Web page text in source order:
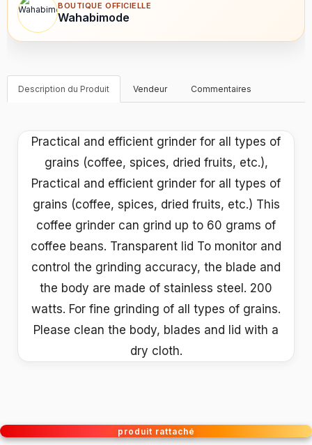
BOUTIQUE OFFICIELLE
Wahabimode
Description du Produit Vendeur Commentaires
Practical and efficient grinder for all types of
grains (coffee, spices, dried fruits, etc.),
Practical and efficient grinder for all types of
grains (coffee, spices, dried fruits, etc.) This
coffee grinder can grind up to 60 grams of
coffee beans. Transparent lid To monitor and
control the grinding accuracy, the blade and
the body are made of stainless steel. 200
watts. For fine grinding of all types of grains.
Please clean the body, blades and lid with a
dry cloth.
produit rattaché